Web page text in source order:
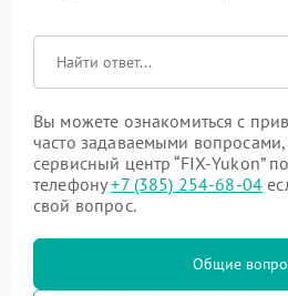
Вы можете ознакомиться с
часто задаваемыми
сервисный центр “FIX-Yukon”
телефону+7 (385) 254-68-04
свой вопрос.
Общие